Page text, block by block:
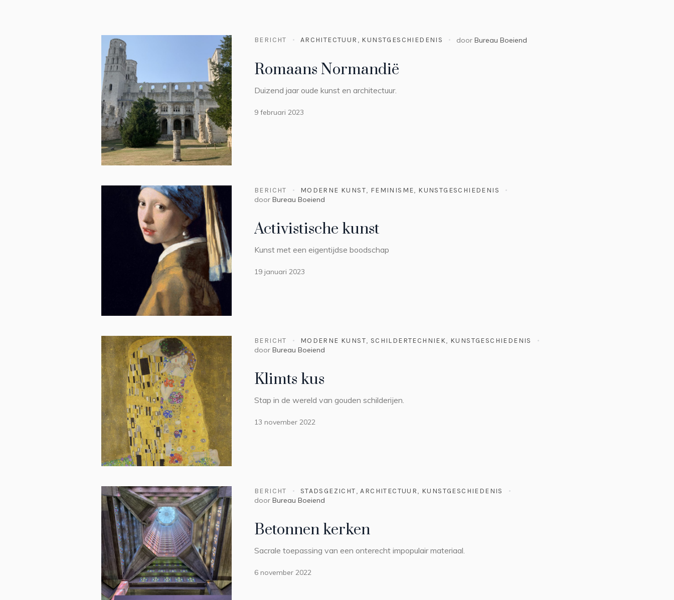
BERICHT ARCHITECTUUR , KUNSTGESCHIEDENIS doorBureau Boeiend
Romaans Normandië
Duizend jaar oude kunst en architectuur.
9 februari 2023
BERICHT MODERNE KUNST, FEMINISME, KUNSTGESCHIEDENIS
door Bureau Boeiend
Activistische kunst
Kunst met een eigentijdse boodschap
19 januari 2023
BERICHT MODERNE KUNST, SCHILDERTECHNIEK, KUNSTGESCHIEDENIS
door Bureau Boeiend
Klimts kus
Stap in de wereld van gouden schilderijen.
13 november 2022
BERICHT STADSGEZICHT,ARCHITECTUUR, KUNSTGESCHIEDENIS
door Bureau Boeiend
Betonnen kerken
Sacrale toepassing van een onterecht impopulair materiaal.
6 november 2022